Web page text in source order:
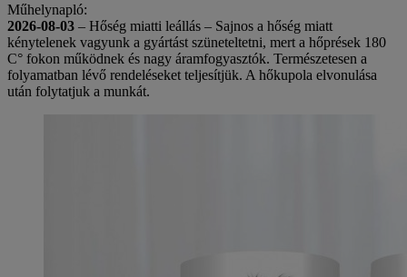
Műhelynapló:
2026-08-03 – Hőség miatti leállás – Sajnos a hőség miatt
kénytelenek vagyunk a gyártást szüneteltetni, mert a hőprések 180
C° fokon működnek és nagy áramfogyasztók. Természetesen a
folyamatban lévő rendeléseket teljesítjük. A hőkupola elvonulása
után folytatjuk a munkát.